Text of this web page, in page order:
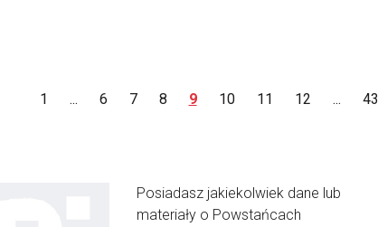
1 ... 6 7 8 9 10 11 12 ... 43
Posiadasz jakiekolwiek dane lub
materiały o Powstańcach